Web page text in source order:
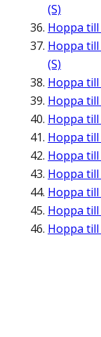
(S)
Hoppa till
Hoppa till
(S)
Hoppa till
Hoppa till
Hoppa till
Hoppa till
Hoppa till
Hoppa till
Hoppa till
Hoppa till
Hoppa till